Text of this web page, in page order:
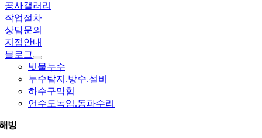
공사갤러리
작업절차
상담문의
지점안내
블로그
빗물누수
누수탐지.방수.설비
하수구막힘
언수도녹임.동파수리
빙